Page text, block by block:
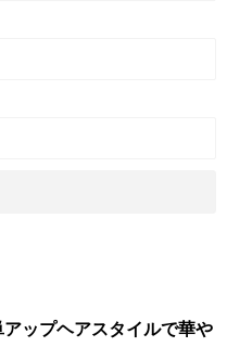
ップヘアスタイルで華や